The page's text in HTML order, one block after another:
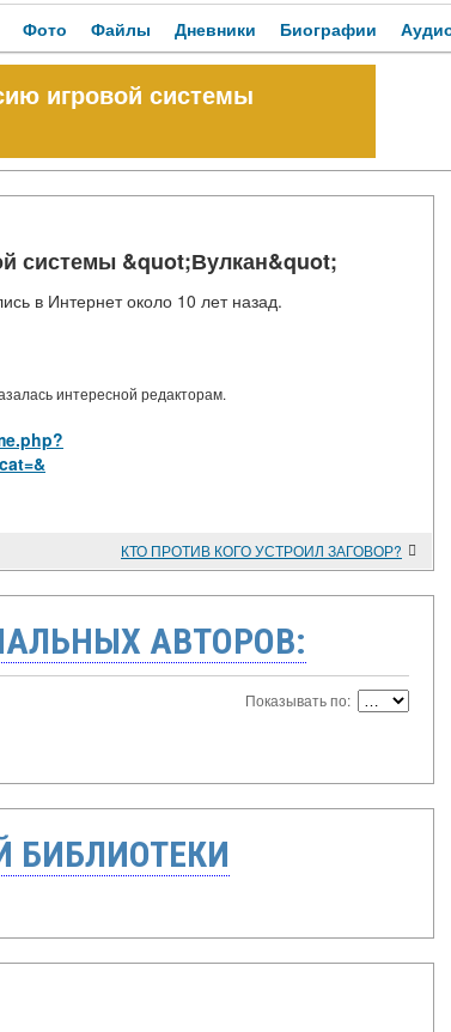
Фото Файлы Дневники Биографии
игровой системы
системы &quot;Вулкан&quot;
в Интернет около 10 лет назад.
интересной редакторам.
КТО ПРОТИВ КОГО УСТРОИЛ ЗАГОВОР?
АВТОРОВ:
Показывать по:
БИБЛИОТЕКИ